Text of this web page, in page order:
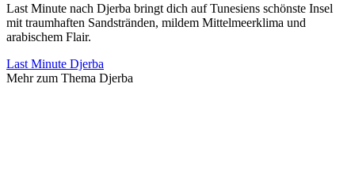
Last Minute nach Djerba bringt dich auf Tunesiens schönste Insel
mit traumhaften Sandstränden, mildem Mittelmeerklima und
arabischem Flair.
Last Minute Djerba
Mehr zum Thema Djerba